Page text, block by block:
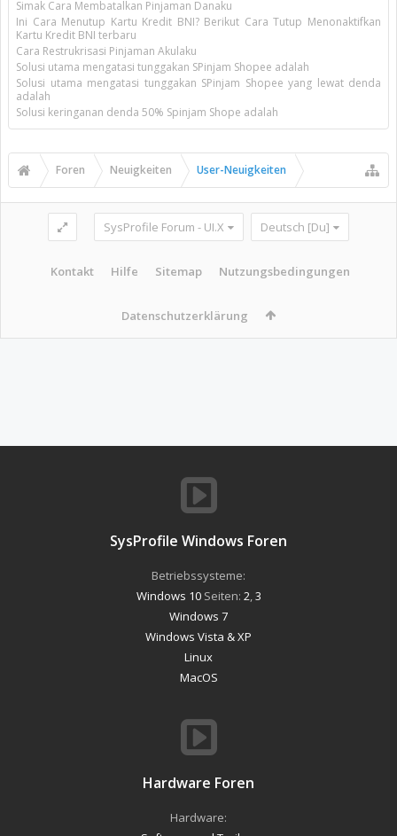
Simak Cara Membatalkan Pinjaman Danaku
Ini Cara Menutup Kartu Kredit BNI? Berikut Cara Tutup Menonaktifkan
Kartu Kredit BNI terbaru
Cara Restrukrisasi Pinjaman Akulaku
Solusi utama mengatasi tunggakan SPinjam Shopee adalah
Solusi utama mengatasi tunggakan SPinjam Shopee yang lewat denda
adalah
Solusi keringanan denda 50% Spinjam Shope adalah
Foren Neuigkeiten User-Neuigkeiten
SysProfile Forum - UI.X Deutsch [Du]
Kontakt Hilfe Sitemap Nutzungsbedingungen
Datenschutzerklärung
SysProfile Windows Foren
Betriebssysteme:
Windows 10Seiten: 2 3
Windows 7
Windows Vista & XP
Linux
MacOS
Hardware Foren
Hardware: